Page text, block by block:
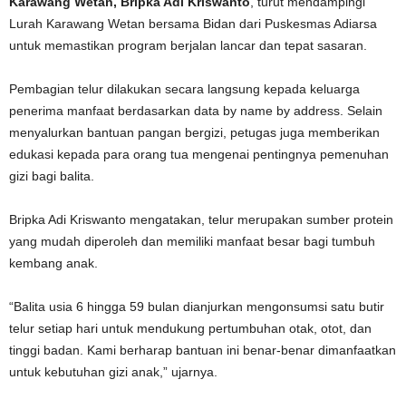
Lurah Karawang Wetan bersama Bidan dari Puskesmas Adiarsa
untuk memastikan program berjalan lancar dan tepat sasaran.
Pembagian telur dilakukan secara langsung kepada keluarga
penerima manfaat berdasarkan data by name by address. Selain
menyalurkan bantuan pangan bergizi, petugas juga memberikan
edukasi kepada para orang tua mengenai pentingnya pemenuhan
gizi bagi balita.
Bripka Adi Kriswanto mengatakan, telur merupakan sumber protein
yang mudah diperoleh dan memiliki manfaat besar bagi tumbuh
kembang anak.
“Balita usia 6 hingga 59 bulan dianjurkan mengonsumsi satu butir
telur setiap hari untuk mendukung pertumbuhan otak, otot, dan
tinggi badan. Kami berharap bantuan ini benar-benar dimanfaatkan
untuk kebutuhan gizi anak,” ujarnya.